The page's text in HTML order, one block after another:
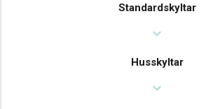
Standardskyltar
expand_more
Husskyltar
expand_more